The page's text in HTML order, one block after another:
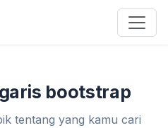
bootstrap
tentang yang kamu cari